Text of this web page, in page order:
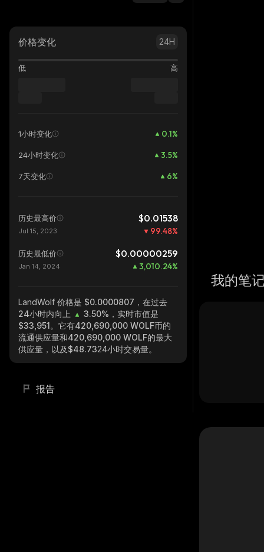
价格变化 24H
低 高
1小时变化 0.1%
24小时变化 3.5%
7天变化 6%
历史最高价 $0.01538
Jul 15, 2023 99.48%
历史最低价 $0.00000259
Jan 14, 2024 3,010.24%
LandWolf 价格是 $0.0000807，在过去
24小时内向上
3.50% ，实时市值是
$33,951。它有420,690,000 WOLF币的
流通供应量和420,690,000 WOLF的最大
供应量，以及$48.7324小时交易量。
报告
我的笔